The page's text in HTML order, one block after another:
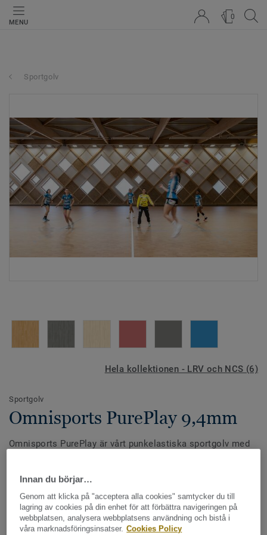
MENU
0
Sportgolv
Hela kollektionen - LRV och NCS (6)
Sportgolv
Omnisports PurePlay 9,4mm
Omnisports PurePlay är vårt punkelastiska sportgolv med
grundskola, gymnasium och elitidrott tack vare sin höga
stötupptagningsförmåga.
Omnisports PurePlay är ytförstärkt med TopClean XP som
Se mer
VIKTIGA EGENSKAPER
Innan du börjar…
Genom att klicka på "acceptera alla cookies" samtycker du till
lagring av cookies på din enhet för att förbättra navigeringen på
webbplatsen, analysera webbplatsens användning och bistå i
våra marknadsföringsinsatser. Cookies Policy